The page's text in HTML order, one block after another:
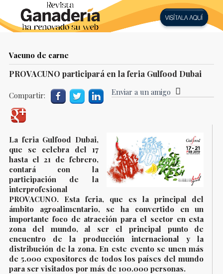
Vacuno de carne
PROVACUNO participará en la feria Gulfood Dubai
Compartir: Enviar a un amigo
La feria Gulfood Dubai,
que se celebra del 17
hasta el 21 de febrero,
contará con la
participación de la
interprofesional
PROVACUNO. Esta feria, que es la principal del
mbito agroalimentario, se ha convertido en un
importante foco de atracción para el sector en esta
zona del mundo, al ser el principal punto de
encuentro de la producción internacional y la
distribución de la zona. En este evento se unen más
de 5.000 expositores de todos los países del mundo
para ser visitados por más de 100.000 personas.